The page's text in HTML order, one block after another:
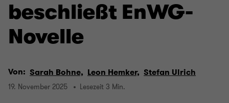
beschließt EnWG-
Novelle
Von: Sarah Bohne, Leon Hemker, Stefan Ulrich
19. November 2025 Lesezeit 3 Min.